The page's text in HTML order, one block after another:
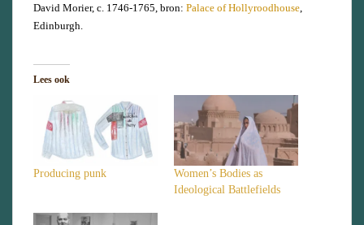
David Morier, c. 1746-1765, bron: Palace of Hollyroodhouse
Edinburgh.
Lees ook
Producing punk
Women’s Bodies as
Ideological Battlefields